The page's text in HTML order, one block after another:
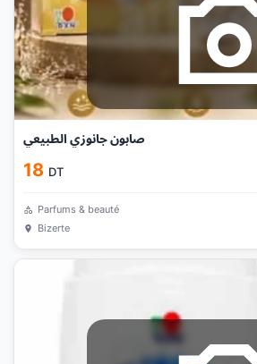
صابون جانوزي الطبيعي
18 DT
Parfums & beauté
Bizerte